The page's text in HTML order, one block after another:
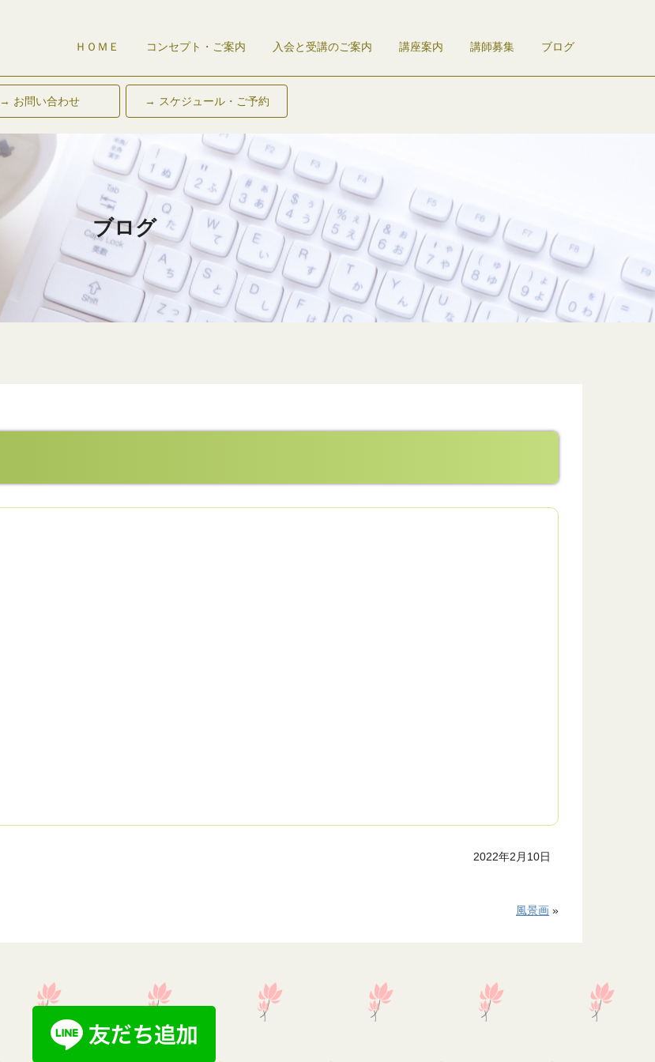
ＨＯＭＥ コンセプト・ご案内 入会と受講のご案内 講座案内 講師募集 ブログ
→ お問い合わせ → スケジュール・ご予約
ブログ
2022年2月10日
風景画 »